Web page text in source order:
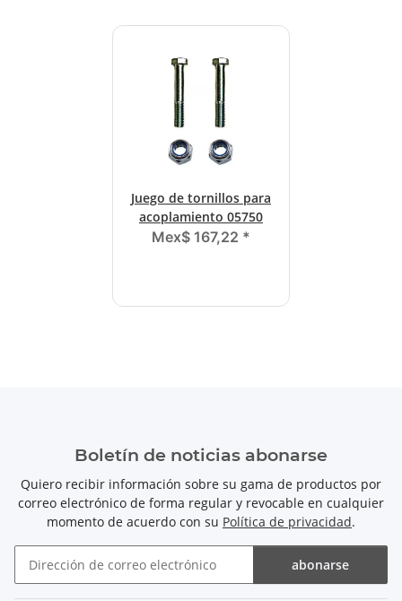
Juego de tornillos para
acoplamiento 05750
Mex$ 167,22 *
Boletín de noticias abonarse
Quiero recibir información sobre su gama de productos por
correo electrónico de forma regular y revocable en cualquier
momento de acuerdo con su Política de privacidad.
abonarse